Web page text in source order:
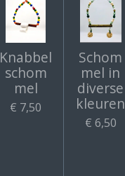
Knabbel
schom
mel
€ 7,50
Schom
mel in
diverse
kleuren
€ 6,50